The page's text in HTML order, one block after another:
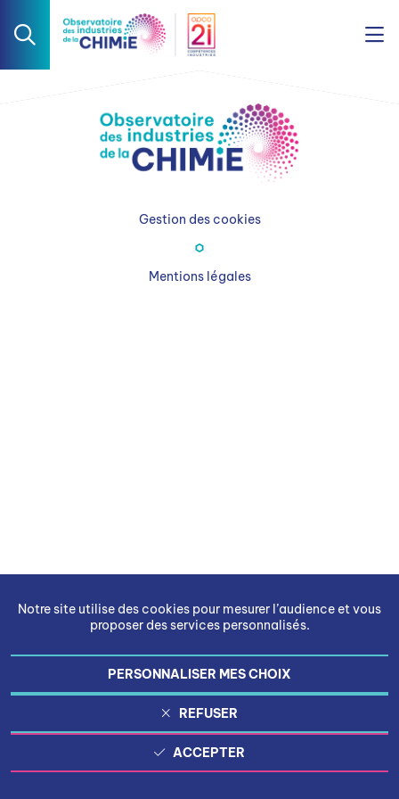
Notre site utilise des cookies pour mesurer l’audience et vous
proposer des services personnalisés.
PERSONNALISER MES CHOIX
REFUSER
ACCEPTER
Gestion des cookies
Mentions légales